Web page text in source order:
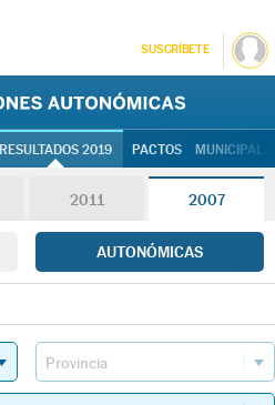
SUSCRÍBETE
RESULTADOS 2019 PACTOS
2011 2007
AUTONÓMICAS